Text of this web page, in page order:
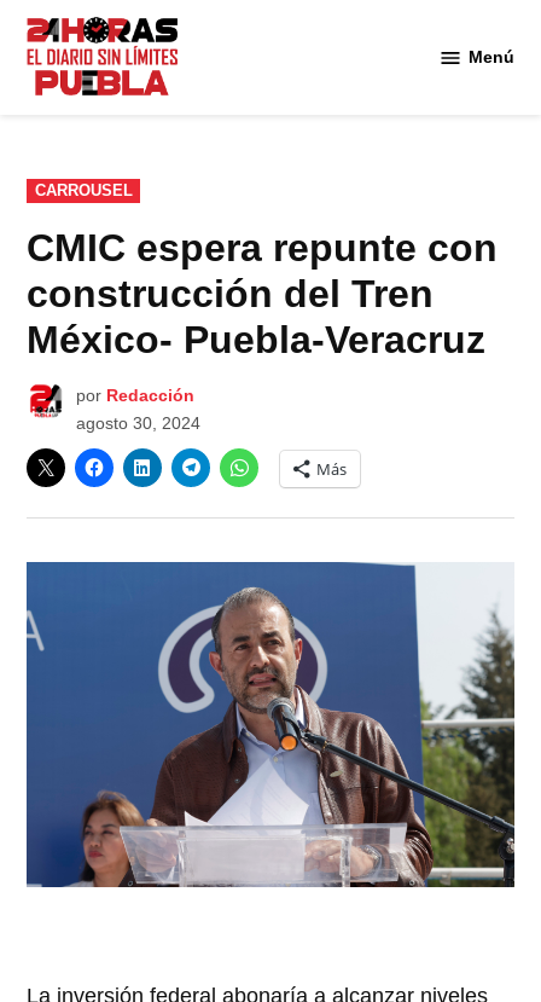
Saltar
contenido
Menú
PUBLICADO
EN
CARROUSEL
CMIC espera repunte con
construcción del Tren
México- Puebla-Veracruz
por Redacción
agosto 30, 2024
Más
La inversión federal abonaría a alcanzar niveles